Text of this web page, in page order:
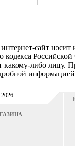
сайт
какому-либо лицу.